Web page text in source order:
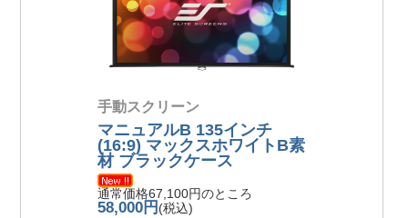
手動スクリーン
マニュアルB 135インチ
(16:9) マックスホワイトB素
材 ブラックケース
通常価格67,100円のところ
58,000円 (税込)